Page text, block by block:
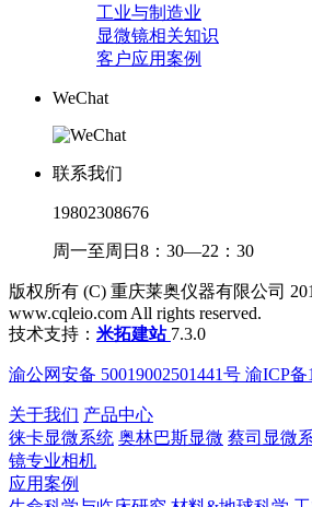
工业与制造业
显微镜相关知识
客户应用案例
WeChat
联系我们
19802308676
周一至周日8：30—22：30
版权所有 (C) 重庆莱奥仪器有限公司
www.cqleio.com All rights reserved.
技术支持： 米拓建站 7.3.0
渝公网安备 50019002501441号 渝ICP备
关于我们 产品中心
徕卡显微系统 奥林巴斯显微 蔡司显微
镜专业相机
应用案例